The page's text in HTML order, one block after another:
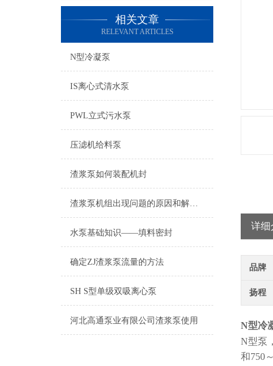
相关文章
RELEVANT ARTICLES
N型冷凝泵
IS离心式清水泵
PWL立式污水泵
压滤机给料泵
渣浆泵如何装配机封
渣浆泵机组出现问题的原因和解决方法
水泵基础知识——填料密封
确定ZJ渣浆泵流量的方法
SH S型单级双吸离心泵
河北高通泵业有限公司渣浆泵使用
详细
品牌
扬程
N型冷
N型泵
和750